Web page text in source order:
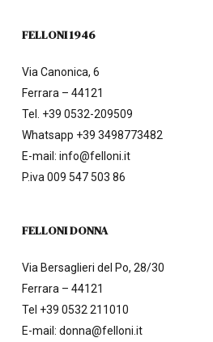
FELLONI 1946
Via Canonica, 6
Ferrara – 44121
Tel. +39 0532-209509
Whatsapp +39 3498773482
E-mail: info@felloni.it
P.iva 009 547 503 86
FELLONI DONNA
Via Bersaglieri del Po, 28/30
Ferrara – 44121
Tel +39 0532 211010
E-mail: donna@felloni.it